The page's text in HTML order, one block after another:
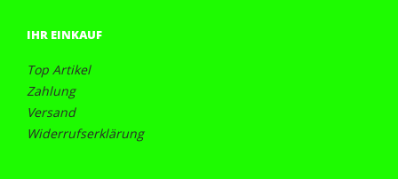
IHR EINKAUF
Top Artikel
Zahlung
Versand
Widerrufserklärung